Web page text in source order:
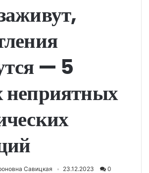
— 5
Савицкая 23.12.2023
0